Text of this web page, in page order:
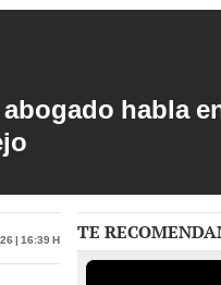
habla
| 16:39 h TE